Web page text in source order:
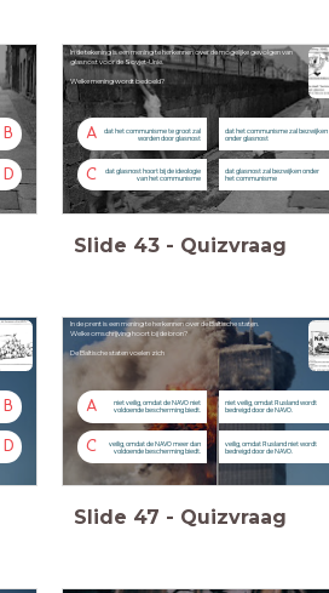
B
D
In de tekening is een mening te herkennen over de mogelijke gevolgen van
glasnost voor de Sovjet-Unie.
Welke mening wordt bedoeld?
A
dat het communisme te groot zal
worden door glasnost
dat het communisme zal bezwijken
onder glasnost
C
dat glasnost hoort bij de ideologie
van het communisme
dat glasnost zal bezwijken onder
het communisme
Slide 43 - Quizvraag
B
D
In de prent is een mening te herkennen over de Baltische staten.
Welke omschrijving hoort bij de bron?
De Baltische staten voelen zich
A
niet veilig, omdat de NAVO niet
voldoende bescherming biedt.
niet veilig, omdat Rusland wordt
bedreigd door de NAVO.
C
veilig, omdat de NAVO meer dan
voldoende bescherming biedt.
veilig, omdat Rusland niet wordt
bedreigd door de NAVO.
Slide 47 - Quizvraag